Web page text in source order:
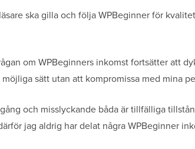
ska gilla och följa WPBeginner för
om WPBeginners inkomst fortsätter att
sätt utan att kompromissa med mina
och misslyckande båda är tillfälliga
jag aldrig har delat några WPBeginner